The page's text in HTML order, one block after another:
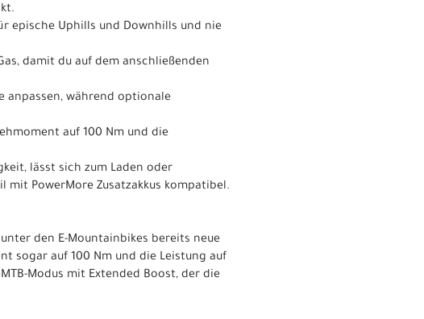
epische Uphills und Downhills und nie
damit du auf dem anschließenden
anpassen, während optionale
auf 100 Nm und die
lässt sich zum Laden oder
PowerMore Zusatzakkus kompatibel.
den E-Mountainbikes bereits neue
sogar auf 100 Nm und die Leistung auf
Modus mit Extended Boost, der die